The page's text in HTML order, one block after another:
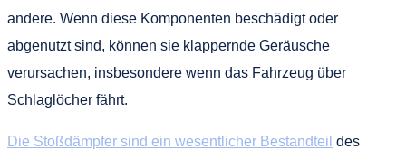
andere. Wenn diese Komponenten beschädigt oder
abgenutzt sind, können sie klappernde Geräusche
verursachen, insbesondere wenn das Fahrzeug über
Schlaglöcher fährt.
Die Stoßdämpfer sind ein wesentlicher Bestandteil des